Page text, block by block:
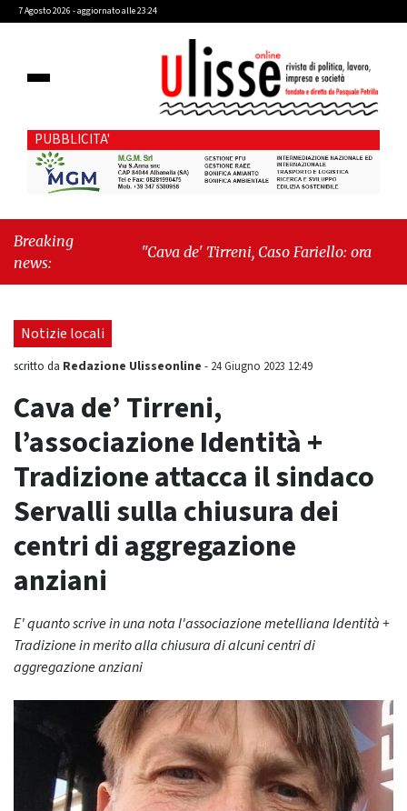
7 Agosto 2026 - aggiornato alle 23:24
PUBBLICITA'
Breaking
news:
"Cava de' Tirreni, Caso Fariello: ora torniamo
Notizie locali
scritto da Redazione Ulisseonline - 24 Giugno 2023 12:49
Cava de’ Tirreni,
l’associazione Identità +
Tradizione attacca il sindaco
Servalli sulla chiusura dei
centri di aggregazione
anziani
E' quanto scrive in una nota l'associazione metelliana Identità +
Tradizione in merito alla chiusura di alcuni centri di
aggregazione anziani